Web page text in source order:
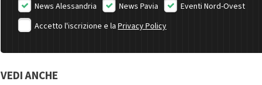
News Alessandria
News Pavia
Eventi Nord-Ovest
Accetto l'iscrizione e la Privacy Policy
VEDI ANCHE